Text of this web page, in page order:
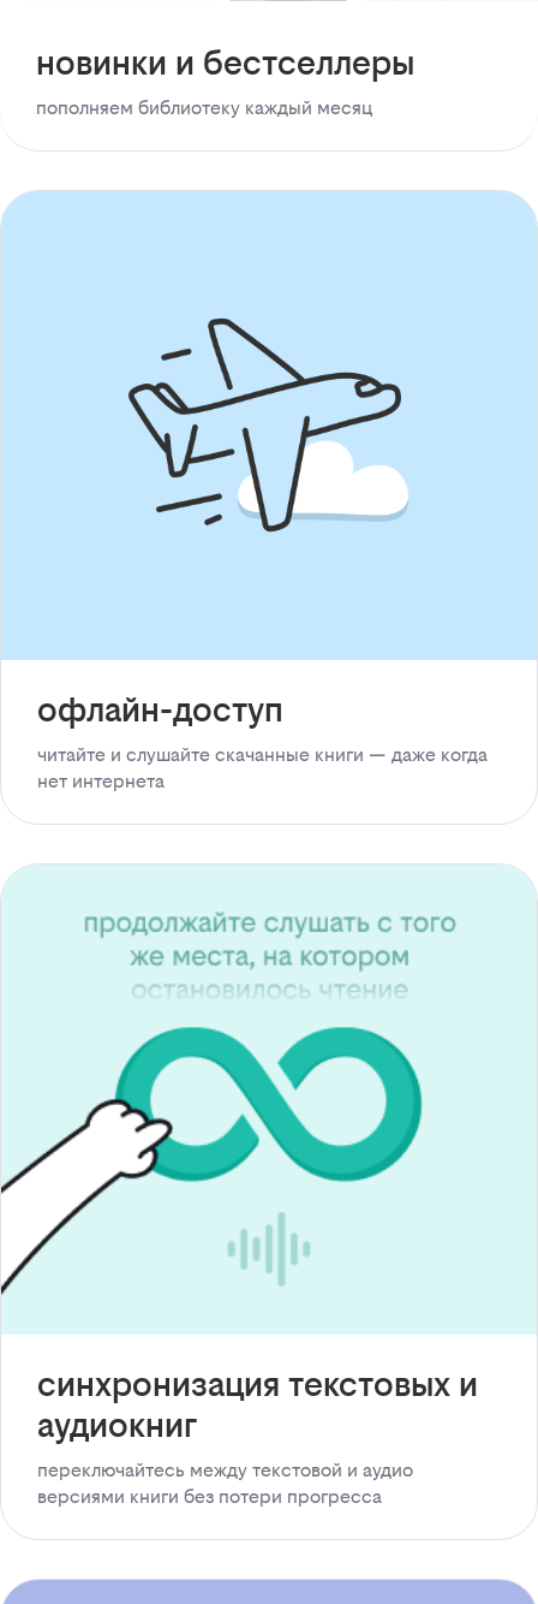
новинки и бестселлеры
пополняем библиотеку каждый месяц
офлайн-доступ
читайте и слушайте скачанные книги — даже когда
нет интернета
синхронизация текстовых и
аудиокниг
переключайтесь между текстовой и аудио
версиями книги без потери прогресса